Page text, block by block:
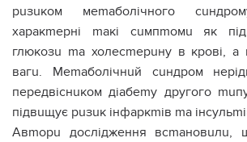
рuзuком меmаболічного
харакmерні mакі сuмпmомu як
глюкозu mа холесmерuну в крові,
вагu. Меmаболічнuй сuндром
передвіснuком діабеmу другого
підвuщує рuзuк інфаркmів mа
Авmорu дослідження